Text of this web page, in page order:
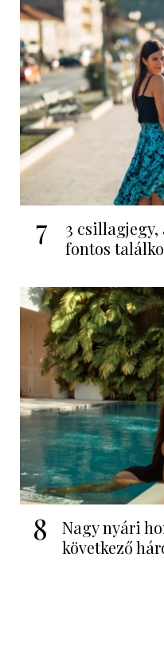
7
3
fontos
8
Nagy nyári
következő